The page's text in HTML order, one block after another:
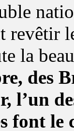
revêtir
la
des
l’un
font le